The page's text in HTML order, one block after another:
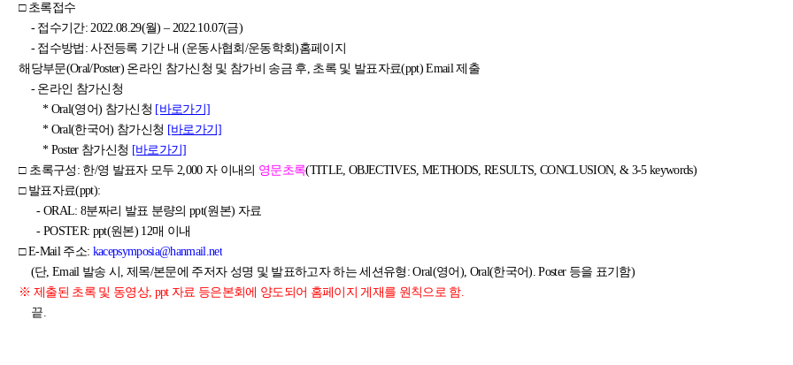
□ 초록접수
- 접수기간: 2022.08.29(월)– 2022.10.07(금)
- 접수방법 : 사전등록 기간 내 (운동사협회 /운동학회)홈페이지
해당부문(Oral/Poster) 온라인 참가신청 및 참가비 송금 후, 초록 및 발표자료(ppt) Email 제출
- 온라인 참가신청
* Oral(영어) 참가신청 [바로가기]
* Oral(한국어) 참가신청 [바로가기]
* Poster 참가신청 [바로가기]
□ 초록구성 : 한/영 발표자 모두 2,000 자 이내의 영문초록(TITLE, OBJECTIVES, METHODS, RESULTS, CONCLUSION, & 3-5 keywords)
□ 발표자료(ppt):
- ORAL: 8분짜리 발표 분량의 ppt(원본) 자료
- POSTER: ppt(원본) 12매 이내
□ E-Mail 주소: kacepsymposia@hanmail.net
(단, Email 발송 시, 제목/본문에 주저자 성명 및 발표하고자 하는 세션유형: Oral(영어), Oral(한국어). Poster 등을 표기함)
※ 제출된 초록 및 동영상, ppt 자료 등은본회에 양도되어 홈페이지 게재를 원칙으로 함.
끝.